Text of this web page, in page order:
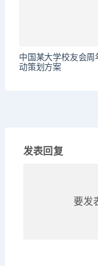
中国某大学校友会周
动策划方案
发表回复
要发